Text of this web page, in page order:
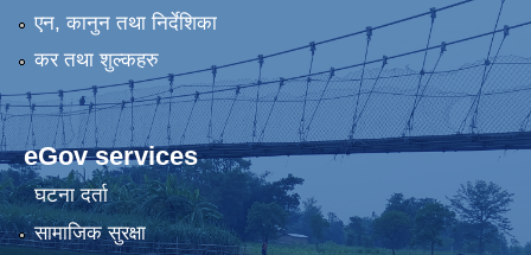
एन, कानुन तथा निर्देशिका
कर तथा शुल्कहरु
eGov services
घटना दर्ता
सामाजिक सुरक्षा